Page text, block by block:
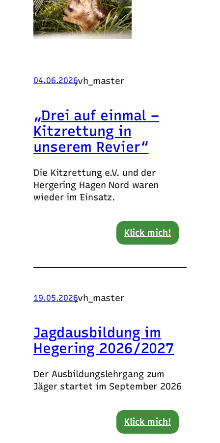
04.06.2026
,vh_master
„Drei auf einmal –
Kitzrettung in
unserem Revier“
Die Kitzrettung e.V. und der
Hergering Hagen Nord waren
wieder im Einsatz.
Klick mich!
19.05.2026
,vh_master
Jagdausbildung im
Hegering 2026/2027
Der Ausbildungslehrgang zum
Jäger startet im September 2026
Klick mich!